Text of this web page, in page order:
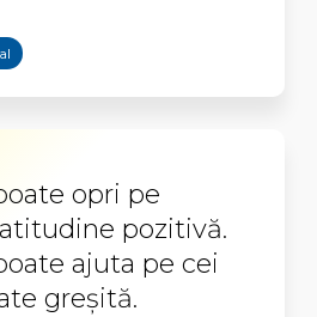
opri pe
pozitivă.
ajuta pe cei
greșită.